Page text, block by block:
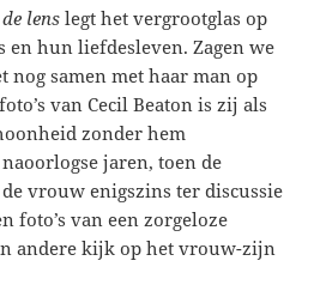
lenslegt het vergrootglas op
en hun liefdesleven. Zagen we
nog samen met haar man op
van Cecil Beaton is zij als
zonder hem
jaren, toen de
vrouw enigszins ter discussie
foto’s van een zorgeloze
andere kijk op het vrouw-zijn